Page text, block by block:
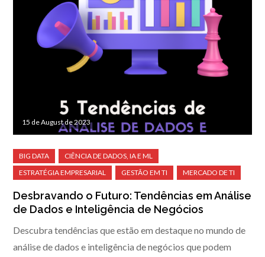
15 de August de 2023
Desbravando o Futuro: Tendências em Análise
de Dados e Inteligência de Negócios
Descubra tendências que estão em destaque no mundo de
análise de dados e inteligência de negócios que podem